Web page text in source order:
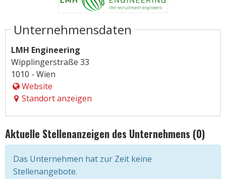
Unternehmensdaten
LMH Engineering
Wipplingerstraße 33
1010 - Wien
Website
Standort anzeigen
Aktuelle Stellenanzeigen des Unternehmens (0)
Das Unternehmen hat zur Zeit keine
Stellenangebote.